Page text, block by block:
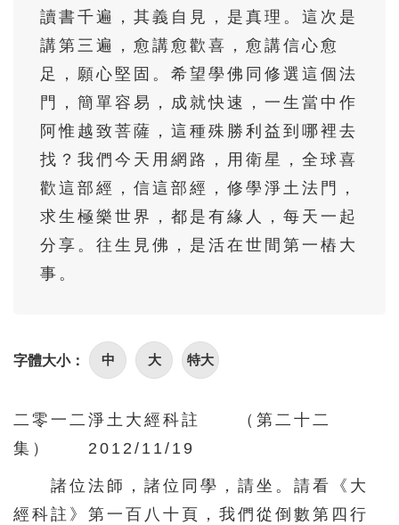
56 57 58 59 60
66 67 68 70
71 72 73 74 75
76 77 78 79 80
81 82 83 84 85
86 88 89 90
106 107 108
117 118 119
讀書千遍，其義自見，是真理。這次是
講第三遍，愈講愈歡喜，愈講信心愈
足，願心堅固。希望學佛同修選這個法
門，簡單容易，成就快速，一生當中作
阿惟越致菩薩，這種殊勝利益到哪裡去
找？我們今天用網路，用衛星，全球喜
歡這部經，信這部經，修學淨土法門，
求生極樂世界，都是有緣人，每天一起
分享。往生見佛，是活在世間第一樁大
事。
字體大小： 中 大 特大
二零一二淨土大經科註 （第二十二
集） 2012/11/19
諸位法師，諸位同學，請坐。請看《大
經科註》第一百八十頁，我們從倒數第四行